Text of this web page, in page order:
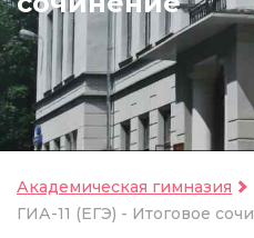
Академическая гимназия
ГИА-11 (ЕГЭ) - Итоговое